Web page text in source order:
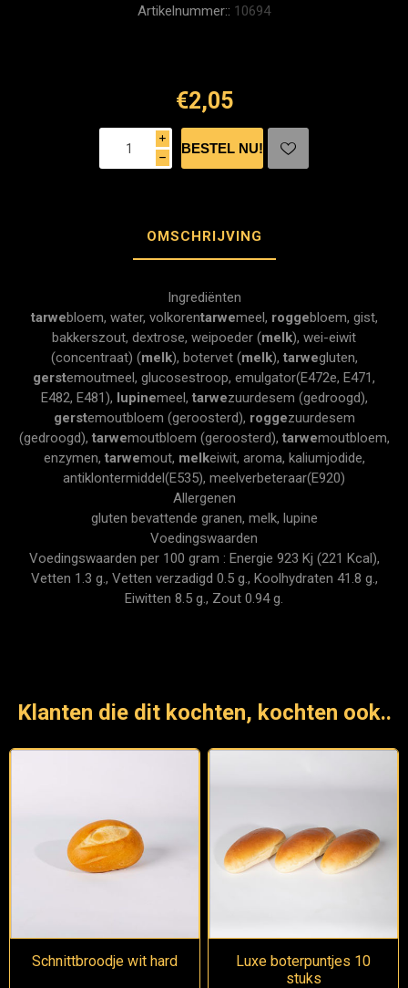
Artikelnummer:: 10694
€2,05
i
h
OMSCHRIJVING
Ingrediënten
tarwebloem, water, volkorentarwemeel, roggebloem, gist,
bakkerszout, dextrose, weipoeder (melk), wei-eiwit
(concentraat) (melk), botervet (melk), tarwegluten,
gerstemoutmeel, glucosestroop, emulgator(E472e, E471,
E482, E481), lupinemeel, tarwezuurdesem (gedroogd),
gerstemoutbloem (geroosterd), roggezuurdesem
(gedroogd), tarwemoutbloem (geroosterd), tarwemoutbloem,
enzymen, tarwemout, melkeiwit, aroma, kaliumjodide,
antiklontermiddel(E535), meelverbeteraar(E920)
Allergenen
gluten bevattende granen, melk, lupine
Voedingswaarden
Voedingswaarden per 100 gram : Energie 923 Kj (221 Kcal),
Vetten 1.3 g., Vetten verzadigd 0.5 g., Koolhydraten 41.8 g.,
Eiwitten 8.5 g., Zout 0.94 g.
Klanten die dit kochten, kochten ook..
Schnittbroodje wit hard
Luxe boterpuntjes 10
stuks